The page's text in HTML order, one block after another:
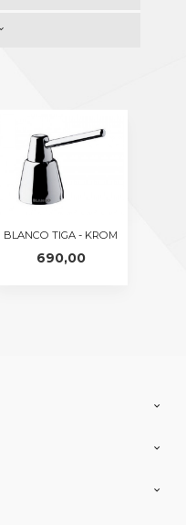
BLANCO TIGA - KROM
Pris
690,00